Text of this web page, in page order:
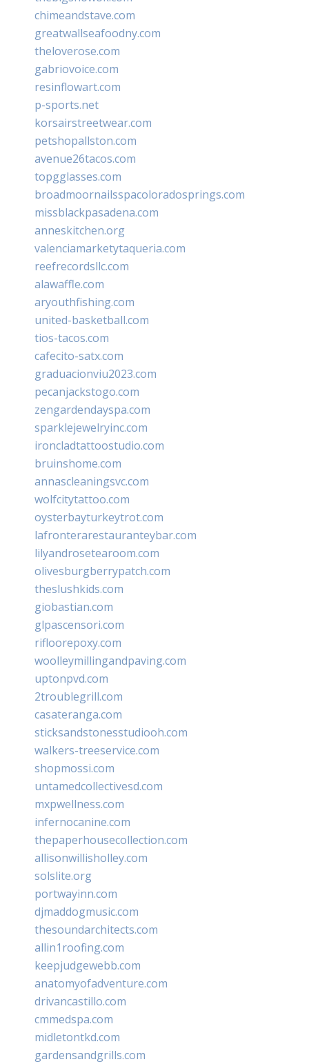
chimeandstave.com
greatwallseafoodny.com
theloverose.com
gabriovoice.com
resinflowart.com
p-sports.net
korsairstreetwear.com
petshopallston.com
avenue26tacos.com
topgglasses.com
broadmoornailsspacoloradosprings.com
missblackpasadena.com
anneskitchen.org
valenciamarketytaqueria.com
reefrecordsllc.com
alawaffle.com
aryouthfishing.com
united-basketball.com
tios-tacos.com
cafecito-satx.com
graduacionviu2023.com
pecanjackstogo.com
zengardendayspa.com
sparklejewelryinc.com
ironcladtattoostudio.com
bruinshome.com
annascleaningsvc.com
wolfcitytattoo.com
oysterbayturkeytrot.com
lafronterarestauranteybar.com
lilyandrosetearoom.com
olivesburgberrypatch.com
theslushkids.com
giobastian.com
glpascensori.com
rifloorepoxy.com
woolleymillingandpaving.com
uptonpvd.com
2troublegrill.com
casateranga.com
sticksandstonesstudiooh.com
walkers-treeservice.com
shopmossi.com
untamedcollectivesd.com
mxpwellness.com
infernocanine.com
thepaperhousecollection.com
allisonwillisholley.com
solslite.org
portwayinn.com
djmaddogmusic.com
thesoundarchitects.com
allin1roofing.com
keepjudgewebb.com
anatomyofadventure.com
drivancastillo.com
cmmedspa.com
midletontkd.com
gardensandgrills.com